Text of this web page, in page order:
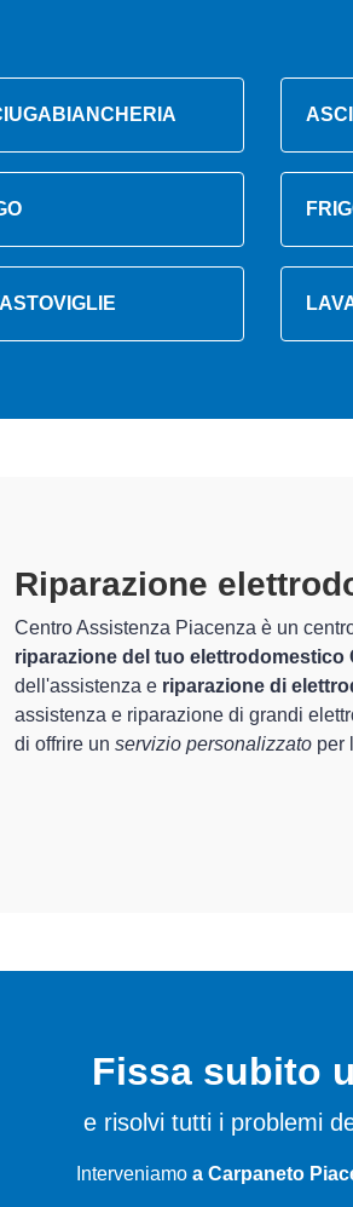
la
per
, è in grado
I tecnici
Piacentino e
mediante il
In più,i
Fissa subito
e risolvi tutti i problemi
Interveniamo a Carpaneto